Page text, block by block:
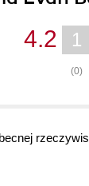
1
(0)
4.2